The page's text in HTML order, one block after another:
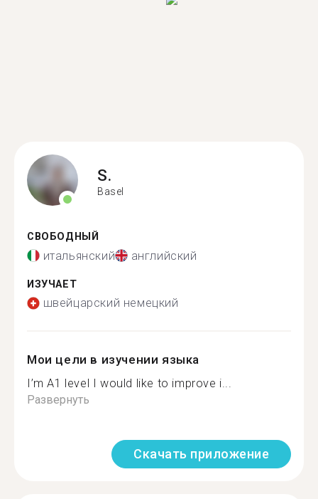
S.
Basel
СВОБОДНЫЙ
итальянский английский
ИЗУЧАЕТ
швейцарский немецкий
Мои цели в изучении языка
I’m A1 level I would like to improve i...
Развернуть
Скачать приложение